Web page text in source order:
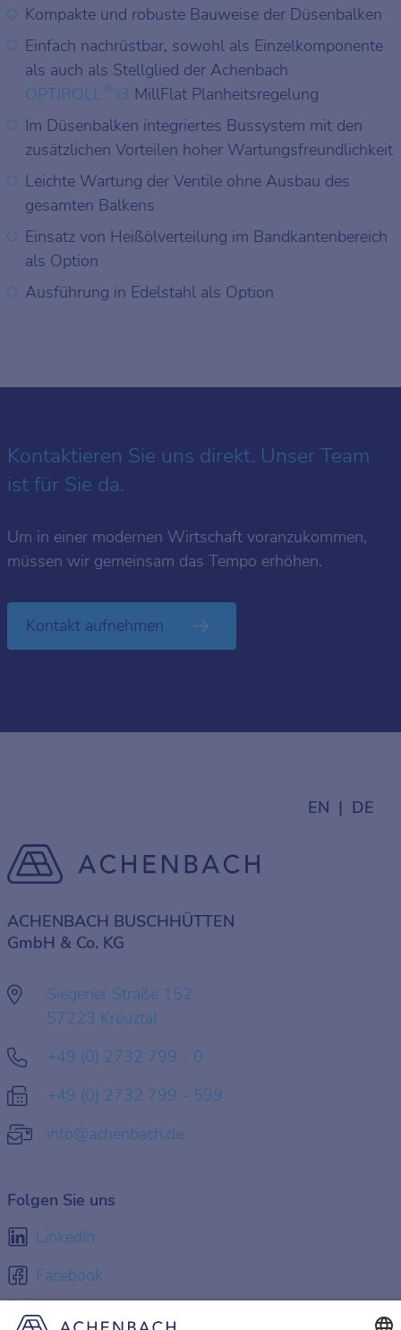
Kompakte und robuste Bauweise der Düsenbalken
Einfach nachrüstbar, sowohl als Einzelkomponente
als auch als Stellglied der Achenbach
OPTIROLL® i3 MillFlat Planheitsregelung
Im Düsenbalken integriertes Bussystem mit den
zusätzlichen Vorteilen hoher Wartungsfreundlichkeit
Leichte Wartung der Ventile ohne Ausbau des
gesamten Balkens
Einsatz von Heißölverteilung im Bandkantenbereich
als Option
Ausführung in Edelstahl als Option
Kontaktieren Sie uns direkt. Unser Team
ist für Sie da.
Um in einer modernen Wirtschaft voranzukommen,
müssen wir gemeinsam das Tempo erhöhen.
Kontakt aufnehmen
EN DE
ACHENBACH BUSCHHÜTTEN
GmbH & Co. KG
Siegener Straße 152
57223 Kreuztal
+49 (0) 2732 799 - 0
+49 (0) 2732 799 - 599
info@achenbach.de
Folgen Sie uns
LinkedIn
Facebook
Instagram